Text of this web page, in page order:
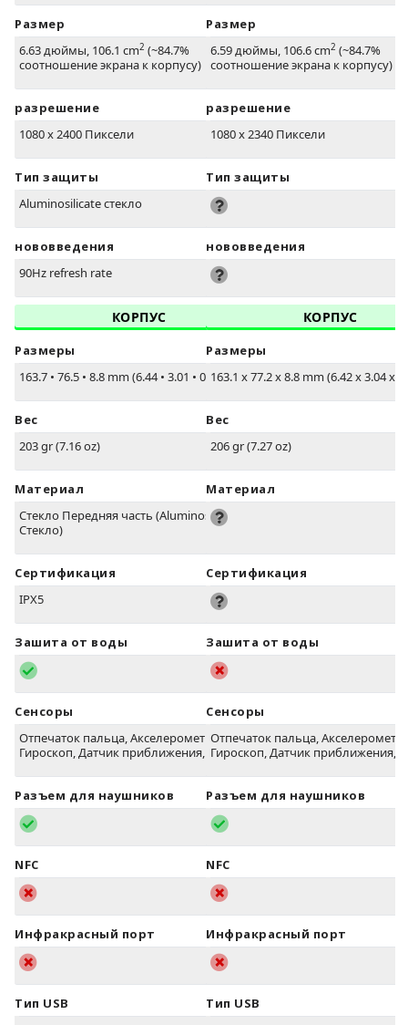
Размер
6.63 дюймы, 106.1 cm2 (~84.7%
соотношение экрана к корпусу)
разрешение
1080 x 2400 Пиксели
Тип защиты
Aluminosilicate стекло
нововведения
90Hz refresh rate
КОРПУС
Размеры
163.7 • 76.5 • 8.8 mm (6.44• 3.01 • 0.35 in)
Вес
203 gr (7.16 oz)
Материал
Стекло Передняя часть (Aluminosilicate
Стекло)
Сертификация
IPX5
Зашита от воды
Сенсоры
Отпечаток пальца, Акселерометр,
Гироскоп, Датчик приближения, Компас
Разъем для наушников
NFC
Инфракрасный порт
Тип USB
Размер
6.59 дюймы, 106.6 cm2 (~84.7%
соотношение экрана к корпусу)
разрешение
1080 x 2340 Пиксели
Тип защиты
нововведения
КОРПУС
Размеры
163.1 x 77.2 x 8.8 mm (6.42 x 3.04 x
Вес
206 gr (7.27 oz)
Материал
Сертификация
Зашита от воды
Сенсоры
Отпечаток пальца, Акселерометр,
Гироскоп, Датчик приближения,
Разъем для наушников
NFC
Инфракрасный порт
Тип USB